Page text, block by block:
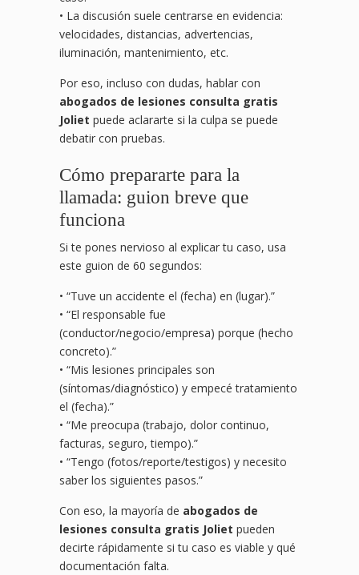
• La discusión suele centrarse en evidencia:
velocidades, distancias, advertencias,
iluminación, mantenimiento, etc.
Por eso, incluso con dudas, hablar con
abogados de lesiones consulta gratis
Joliet puede aclararte si la culpa se puede
debatir con pruebas.
Cómo prepararte para la
llamada: guion breve que
funciona
Si te pones nervioso al explicar tu caso, usa
este guion de 60 segundos:
• “Tuve un accidente el (fecha) en (lugar).”
• “El responsable fue
(conductor/negocio/empresa) porque (hecho
concreto).”
• “Mis lesiones principales son
(síntomas/diagnóstico) y empecé tratamiento
el (fecha).”
• “Me preocupa (trabajo, dolor continuo,
facturas, seguro, tiempo).”
• “Tengo (fotos/reporte/testigos) y necesito
saber los siguientes pasos.”
Con eso, la mayoría de abogados de
lesiones consulta gratis Joliet pueden
decirte rápidamente si tu caso es viable y qué
documentación falta.